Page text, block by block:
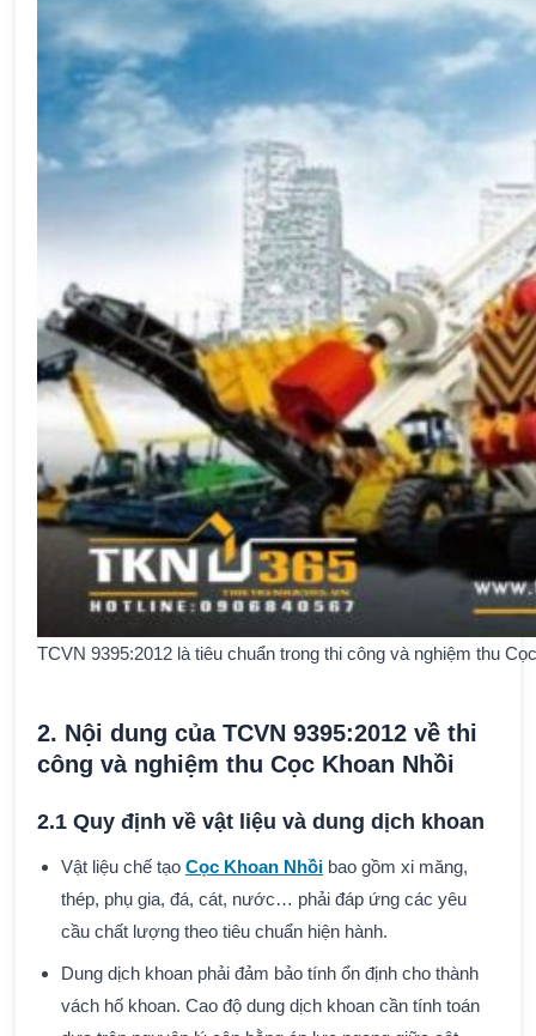
TCVN 9395:2012 là tiêu chuẩn trong thi công và nghiệm thu
2. Nội dung của TCVN 9395:2012 về thi
công và nghiệm thu Cọc Khoan Nhồi
2.1 Quy định về vật liệu và dung dịch khoan
Vật liệu chế tạo Cọc Khoan Nhồi bao gồm xi măng,
thép, phụ gia, đá, cát, nước… phải đáp ứng các yêu
cầu chất lượng theo tiêu chuẩn hiện hành.
Dung dịch khoan phải đảm bảo tính ổn định cho thành
vách hố khoan. Cao độ dung dịch khoan cần tính toán